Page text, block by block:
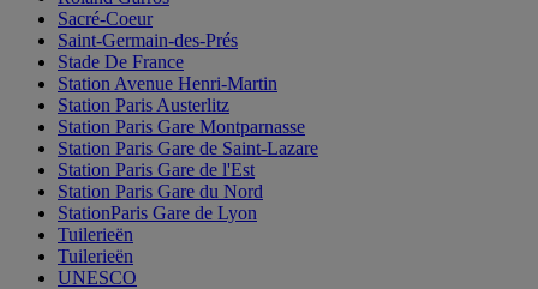
Sacré-Coeur
Saint-Germain-des-Prés
Stade De France
Station Avenue Henri-Martin
Station Paris Austerlitz
Station Paris Gare Montparnasse
Station Paris Gare de Saint-Lazare
Station Paris Gare de l'Est
Station Paris Gare du Nord
StationParis Gare de Lyon
Tuilerieën
Tuilerieën
UNESCO